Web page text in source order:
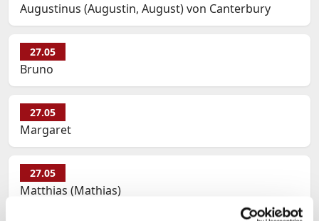
Augustinus (Augustin, August) von Canterbury
27.05
Bruno
27.05
Margaret
27.05
Matthias (Mathias)